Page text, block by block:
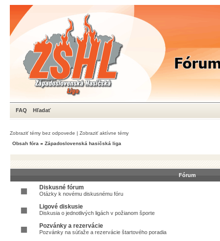
FAQ Hľadať
Zobraziť témy bez odpovede | Zobraziť aktívne témy
Obsah fóra » Západoslovenská hasičská liga
Fórum
Diskusné fórum
Otázky k novému diskusnému fóru
Ligové diskusie
Diskusia o jednotlivých ligách v požianom športe
Pozvánky a rezervácie
Pozvánky na súťaže a rezervácie štartového poradia